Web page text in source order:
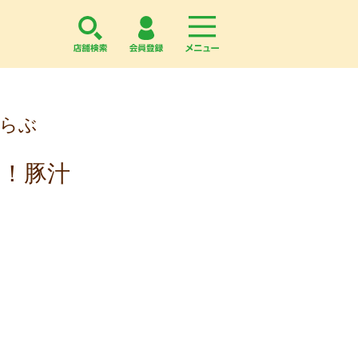
ぶ
！豚汁